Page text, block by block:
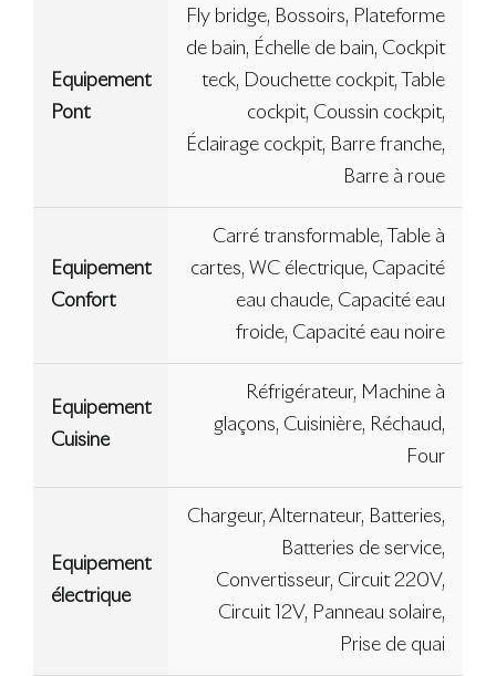
Equipement
Pont
Fly bridge, Bossoirs, Plateforme
de bain, Échelle de bain, Cockpit
teck, Douchette cockpit, Table
cockpit, Coussin cockpit,
Éclairage cockpit, Barre franche,
Barre à roue
Equipement
Confort
Carré transformable, Table à
cartes, WC électrique, Capacité
eau chaude, Capacité eau
froide, Capacité eau noire
Equipement
Cuisine
Réfrigérateur, Machine à
glaçons, Cuisinière, Réchaud,
Four
Equipement
électrique
Chargeur, Alternateur, Batteries,
Batteries de service,
Convertisseur, Circuit 220V,
Circuit 12V, Panneau solaire,
Prise de quai